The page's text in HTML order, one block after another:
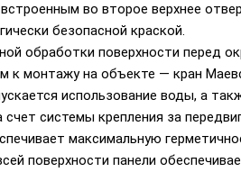
во второе верхнее
безопасной краской.
обработки поверхности перед
к монтажу на объекте — кран
использование воды, а
системы крепления за
максимальную
поверхности панели